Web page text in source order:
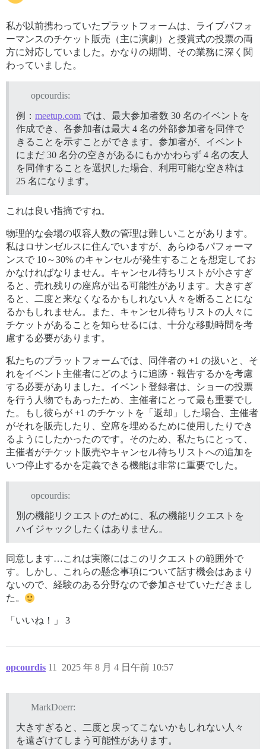
私が以前携わっていたプラットフォームは、ライブパフォ
ーマンスのチケット販売（主に演劇）と授賞式の投票の両
方に対応していました。かなりの期間、その業務に深く関
わっていました。
opcourdis:
例： meetup.com では、最大参加者数 30 名のイベントを
作成でき、各参加者は最大 4 名の外部参加者を同伴で
きることを示すことができます。参加者が、イベント
にまだ 30 名分の空きがあるにもかかわらず 4 名の友人
を同伴することを選択した場合、利用可能な空き枠は
25 名になります。
これは良い指摘ですね。
物理的な会場の収容人数の管理は難しいことがあります。
私はロサンゼルスに住んでいますが、あらゆるパフォーマ
ンスで 10～30% のキャンセルが発生することを想定してお
かなければなりません。キャンセル待ちリストが小さすぎ
ると、売れ残りの座席が出る可能性があります。大きすぎ
ると、二度と来なくなるかもしれない人々を断ることにな
るかもしれません。また、キャンセル待ちリストの人々に
チケットがあることを知らせるには、十分な移動時間を考
慮する必要があります。
私たちのプラットフォームでは、同伴者の +1 の扱いと、そ
れをイベント主催者にどのように追跡・報告するかを考慮
する必要がありました。イベント登録者は、ショーの投票
を行う人物でもあったため、主催者にとって最も重要でし
た。もし彼らが +1 のチケットを「返却」した場合、主催者
がそれを販売したり、空席を埋めるために使用したりでき
るようにしたかったのです。そのため、私たちにとって、
主催者がチケット販売やキャンセル待ちリストへの追加を
いつ停止するかを定義できる機能は非常に重要でした。
opcourdis:
別の機能リクエストのために、私の機能リクエストを
ハイジャックしたくはありません。
同意します…これは実際にはこのリクエストの範囲外で
す。しかし、これらの懸念事項について話す機会はあまり
ないので、経験のある分野なので参加させていただきまし
た。
「いいね！」 3
opcourdis 2025 年 8 月 4 日午前 10:57
11
MarkDoerr:
大きすぎると、二度と戻ってこないかもしれない人々
を遠ざけてしまう可能性があります。